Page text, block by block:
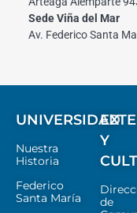
Sede Viña del Mar
Av. Federico Santa
UNIVERSIDAD
Nuestra
Historia
Federico
Santa María
Y
de